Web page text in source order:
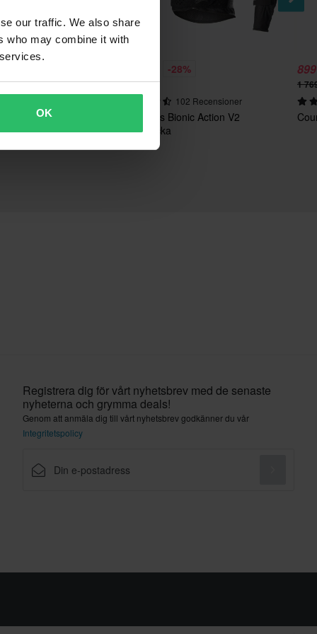
our traffic. We also share
who may combine it with
OK
Depåstöd
-28%
2 195 kr
102 Recensioner
Alpinestars Bionic Action V2
Skyddsjacka
1
Registrera dig för vårt nyhetsbrev med de senaste
nyheterna och grymma deals!
Genom att anmäla dig till vårt nyhetsbrev godkänner du vår
Integritetspolicy